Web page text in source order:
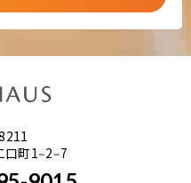
口町1‒2‒7